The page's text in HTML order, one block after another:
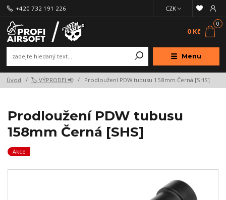
Menu
CZK
+420 732 191 226
0
0 Kč
Úvod 🏷️ VÝPRODEJ 📢 Prodloužení PDW tubusu 158mm Černá [SHS]
Prodloužení PDW tubusu
158mm Černá [SHS]
Akce